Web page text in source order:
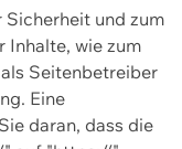
Sicherheit und zum
Inhalte, wie zum
Seitenbetreiber
Eine
daran, dass die